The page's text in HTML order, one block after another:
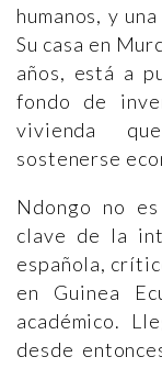
humanos, y
Su casa en
años, está a
fondo de
vivienda
sostenerse
Ndongo no
clave de la
española,
en Guinea
académico.
desde